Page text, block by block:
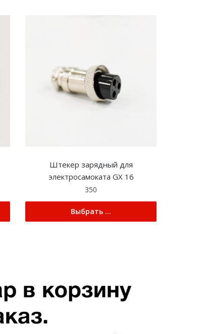
Штекер зарядный для
электросамоката GX 16
350
Выбрать ...